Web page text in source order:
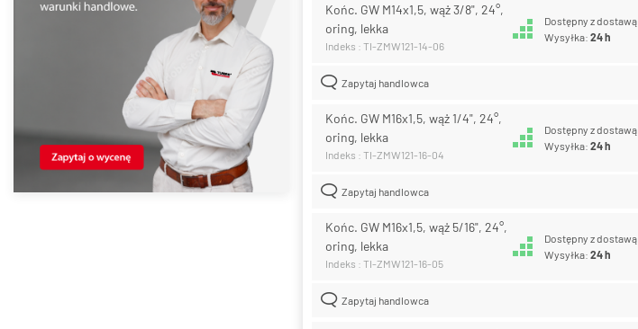
Końc. GW M14x1,5, wąż 3/8", 24°,
oring, lekka
Indeks : TI-ZMW121-14-06
Dostępny z dostawą
Wysyłka:24 h
Zapytaj handlowca
Końc. GW M16x1,5, wąż 1/4", 24°,
oring, lekka
Indeks : TI-ZMW121-16-04
Dostępny z dostawą
Wysyłka:24 h
Zapytaj handlowca
Końc. GW M16x1,5, wąż 5/16", 24°,
oring, lekka
Indeks : TI-ZMW121-16-05
Dostępny z dostawą
Wysyłka:24 h
Zapytaj handlowca